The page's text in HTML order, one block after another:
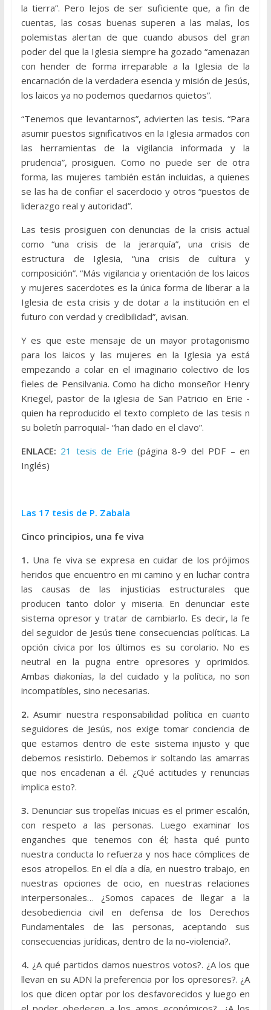
la tierra”. Pero lejos de ser suficiente que, a fin de
cuentas, las cosas buenas superen a las malas, los
polemistas alertan de que cuando abusos del gran
poder del que la Iglesia siempre ha gozado “amenazan
con hender de forma irreparable a la Iglesia de la
encarnación de la verdadera esencia y misión de Jesús,
los laicos ya no podemos quedarnos quietos”.
“Tenemos que levantarnos”, advierten las tesis. “Para
asumir puestos significativos en la Iglesia armados con
las herramientas de la vigilancia informada y la
prudencia”, prosiguen. Como no puede ser de otra
forma, las mujeres también están incluidas, a quienes
se las ha de confiar el sacerdocio y otros “puestos de
liderazgo real y autoridad”.
Las tesis prosiguen con denuncias de la crisis actual
como “una crisis de la jerarquía”, una crisis de
estructura de Iglesia, “una crisis de cultura y
composición”. “Más vigilancia y orientación de los laicos
y mujeres sacerdotes es la única forma de liberar a la
Iglesia de esta crisis y de dotar a la institución en el
futuro con verdad y credibilidad”, avisan.
Y es que este mensaje de un mayor protagonismo
para los laicos y las mujeres en la Iglesia ya está
empezando a colar en el imaginario colectivo de los
fieles de Pensilvania. Como ha dicho monseñor Henry
Kriegel, pastor de la iglesia de San Patricio en Erie -
quien ha reproducido el texto completo de las tesis n
su boletín parroquial- “han dado en el clavo”.
ENLACE: 21 tesis de Erie (página 8-9 del PDF – en
Inglés)
Las 17 tesis de P. Zabala
Cinco principios, una fe viva
1. Una fe viva se expresa en cuidar de los prójimos
heridos que encuentro en mi camino y en luchar contra
las causas de las injusticias estructurales que
producen tanto dolor y miseria. En denunciar este
sistema opresor y tratar de cambiarlo. Es decir, la fe
del seguidor de Jesús tiene consecuencias políticas. La
opción cívica por los últimos es su corolario. No es
neutral en la pugna entre opresores y oprimidos.
Ambas diakonías, la del cuidado y la política, no son
incompatibles, sino necesarias.
2. Asumir nuestra responsabilidad política en cuanto
seguidores de Jesús, nos exige tomar conciencia de
que estamos dentro de este sistema injusto y que
debemos resistirlo. Debemos ir soltando las amarras
que nos encadenan a él. ¿Qué actitudes y renuncias
implica esto?.
3. Denunciar sus tropelías inicuas es el primer escalón,
con respeto a las personas. Luego examinar los
enganches que tenemos con él; hasta qué punto
nuestra conducta lo refuerza y nos hace cómplices de
esos atropellos. En el día a día, en nuestro trabajo, en
nuestras opciones de ocio, en nuestras relaciones
interpersonales… ¿Somos capaces de llegar a la
desobediencia civil en defensa de los Derechos
Fundamentales de las personas, aceptando sus
consecuencias jurídicas, dentro de la no-violencia?.
4. ¿A qué partidos damos nuestros votos?. ¿A los que
llevan en su ADN la preferencia por los opresores?. ¿A
los que dicen optar por los desfavorecidos y luego en